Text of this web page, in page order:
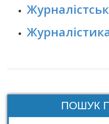
ПОШУК